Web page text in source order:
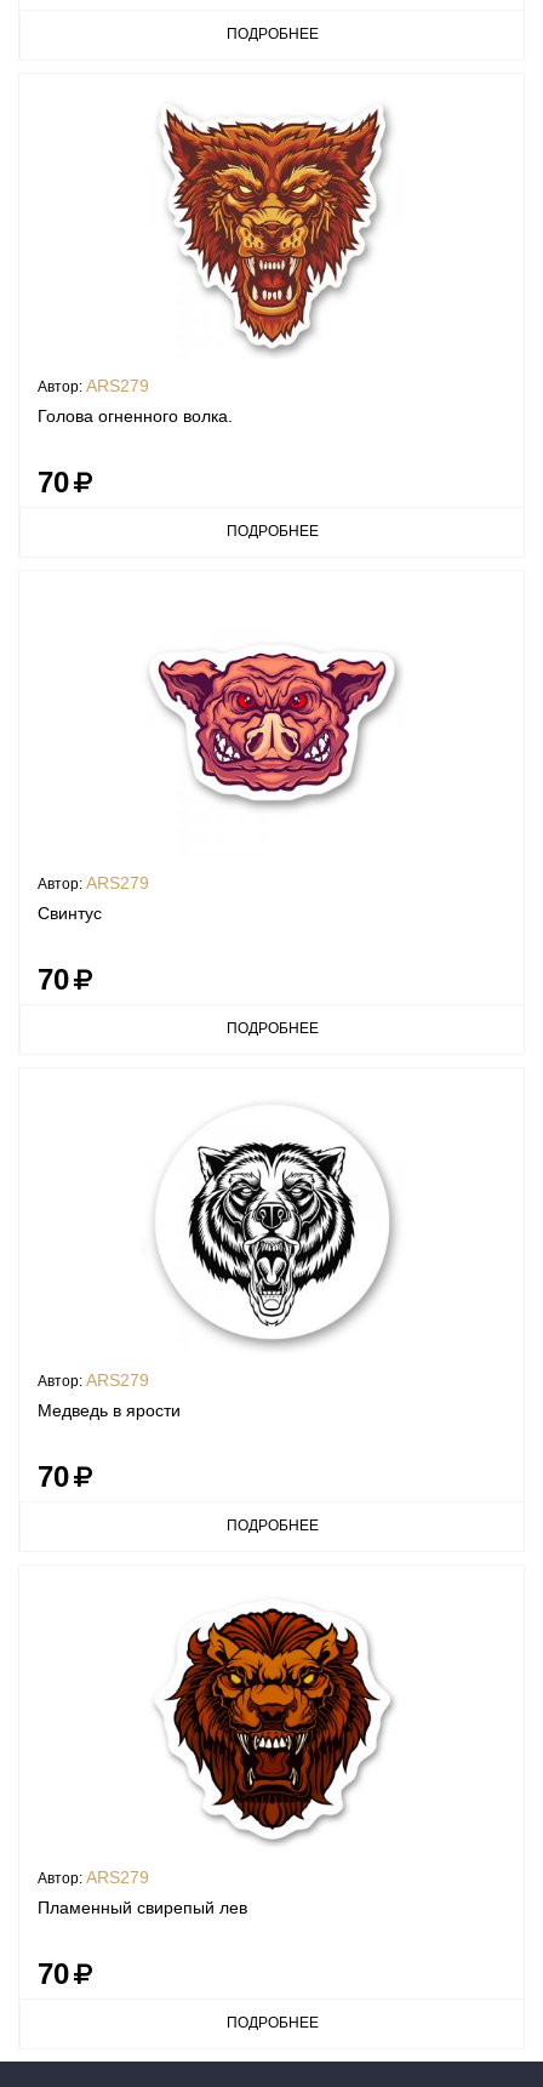
ПОДРОБНЕЕ
Автор: ARS279
Голова огненного волка.
70
ПОДРОБНЕЕ
Автор: ARS279
Свинтус
70
ПОДРОБНЕЕ
Автор: ARS279
Медведь в ярости
70
ПОДРОБНЕЕ
Автор: ARS279
Пламенный свирепый лев
70
ПОДРОБНЕЕ